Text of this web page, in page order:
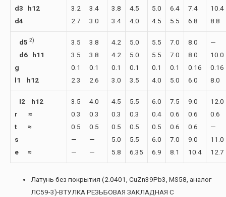
d3 h12
d4
3.2
2.7
3.4
3.0
3.8
3.4
4.5
4.0
5.0
4.5
6.4
5.5
7.4
6.8
10.4
8.8
d5 2)
d6 h11
g
l1 h12
3.5
3.5
0.1
2.3
3.8
3.8
0.1
2.6
4.2
4.2
0.1
3.0
5.0
5.0
0.1
3.5
5.5
5.5
0.1
4.0
7.0
7.0
0.1
5.0
8.0
8.0
0.16
6.0
—
10.0
0.16
8.0
l2 h12
r ≈
t ≈
s
e ≈
3.5
0.3
0.5
—
—
4.0
0.3
0.5
—
—
4.5
0.3
0.5
5.0
5.8
5.5
0.3
0.5
5.5
6.35
6.0
0.4
0.5
6.0
6.9
7.5
0.6
0.6
7.0
8.1
9.0
0.6
0.6
9.0
10.4
12.0
0.6
—
11.0
12.7
Латунь без покрытия (2.0401, CuZn39Pb3, MS58, аналог
ЛС59-3)-ВТУЛКА РЕЗЬБОВАЯ ЗАКЛАДНАЯ С